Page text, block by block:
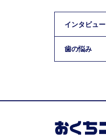
インタビュー
歯の悩み